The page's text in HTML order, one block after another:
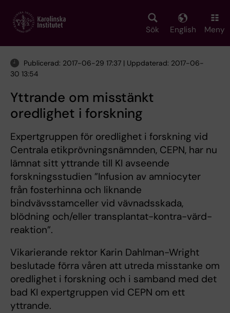
main
Sök English Meny
Publicerad: 2017-06-29 17:37 | Uppdaterad: 2017-06-
30 13:54
Yttrande om misstänkt
oredlighet i forskning
Expertgruppen för oredlighet i forskning vid
Centrala etikprövningsnämnden, CEPN, har nu
lämnat sitt yttrande till KI avseende
forskningsstudien ”Infusion av amniocyter
från fosterhinna och liknande
bindvävsstamceller vid vävnadsskada,
blödning och/eller transplantat-kontra-värd-
reaktion”.
Vikarierande rektor Karin Dahlman-Wright
beslutade förra våren att utreda misstanke om
oredlighet i forskning och i samband med det
bad KI expertgruppen vid CEPN om ett
yttrande.